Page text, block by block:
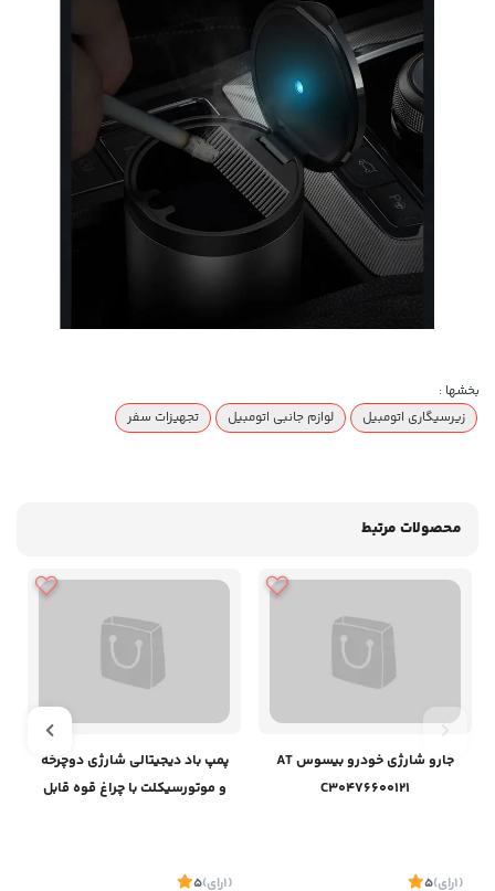
بخشها :
زیرسیگاری اتومبیل
لوازم جانبی اتومبیل تجهیزات سفر
محصولات مرتبط
جارو شارژی خودرو بیسوس AT
C30476600121
(1 رای)
5
پمپ باد دیجیتالی شارژی دوچرخه
و موتورسیکلت‌ با چراغ قوه قابل
(1 رای)
5